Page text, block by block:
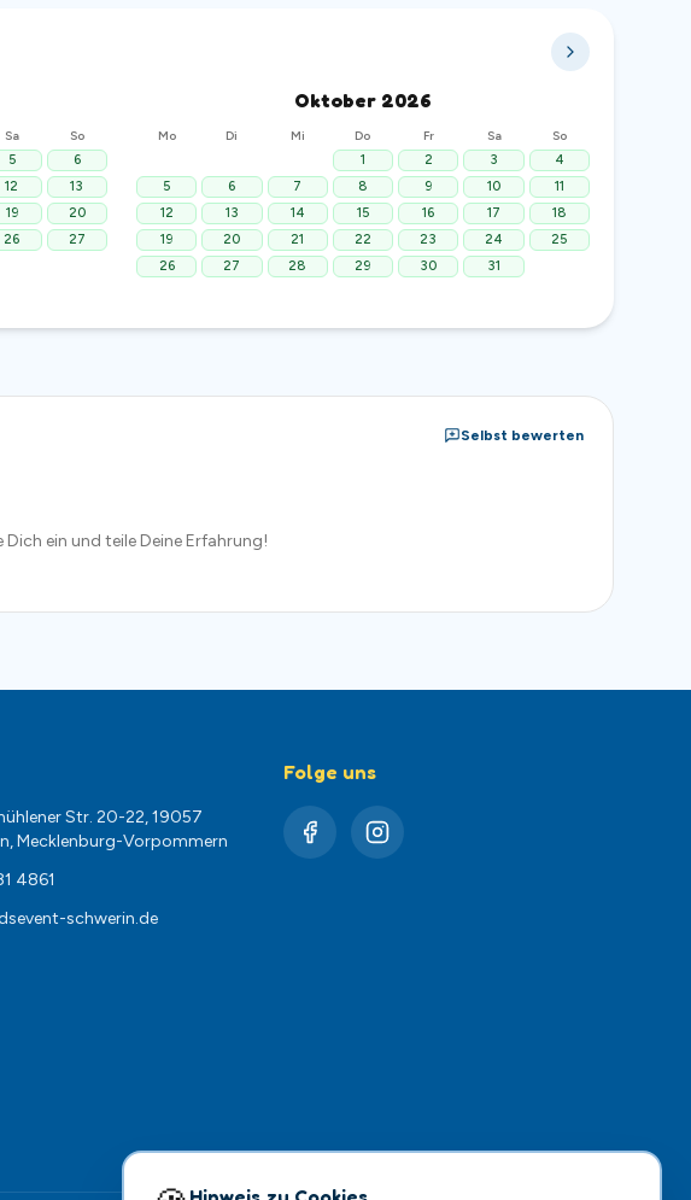
Sa
So
5
6
12
13
19
20
26
27
Oktober 2026
Mo Di Mi Do Fr Sa
So
1
2 3
4
5
6 7 8 9 10
11
12
13 14 15 16 17
18
19
20 21 22 23 24
25
26
27 28 29 30 31
Selbst bewerten
ein und teile Deine Erfahrung!
Str. 20-22, 19057
Mecklenburg-Vorpommern
4861
schwerin.de
Folge uns